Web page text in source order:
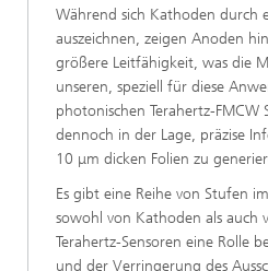
Während sich Kathoden durch
auszeichnen, zeigen Anoden
größere Leitfähigkeit, was die
unseren, speziell für diese
photonischen Terahertz-FMCW
dennoch in der Lage, präzise
10 μm dicken Folien zu
Es gibt eine Reihe von Stufen
sowohl von Kathoden als auch
Terahertz-Sensoren eine Rolle
und der Verringerung des